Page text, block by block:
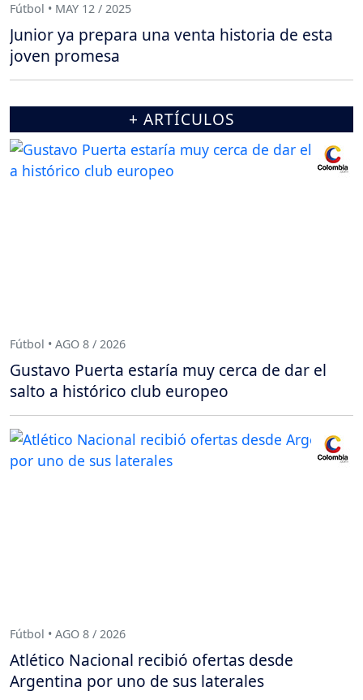
Fútbol • MAY 12 / 2025
Junior ya prepara una venta historia de esta
joven promesa
+ ARTÍCULOS
Fútbol • AGO 8 / 2026
Gustavo Puerta estaría muy cerca de dar el
salto a histórico club europeo
Fútbol • AGO 8 / 2026
Atlético Nacional recibió ofertas desde
Argentina por uno de sus laterales